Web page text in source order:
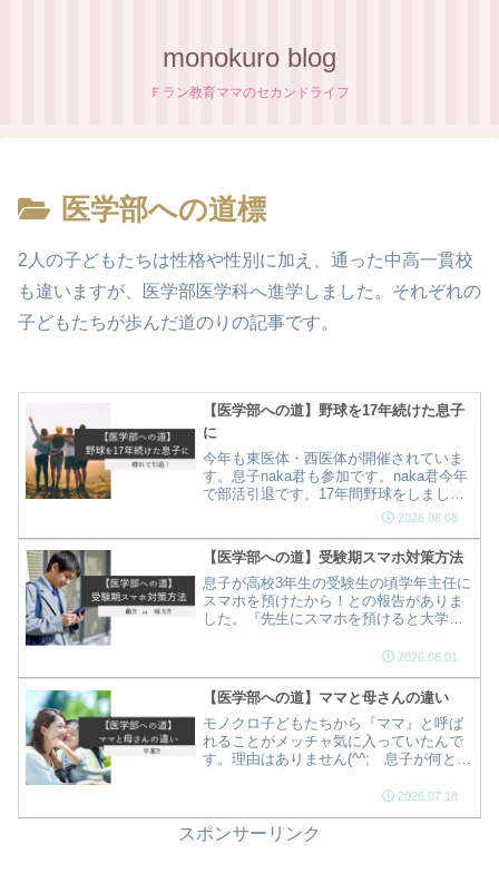
monokuro blog
Ｆラン教育ママのセカンドライフ
医学部への道標
2人の子どもたちは性格や性別に加え、通った中高一貫校
も違いますが、医学部医学科へ進学しました。それぞれの
子どもたちが歩んだ道のりの記事です。
【医学部への道】野球を17年続けた息子
に
今年も東医体・西医体が開催されていま
す。息子naka君も参加です。naka君今年
で部活引退です。17年間野球をしまし
た。イチロウ選手の様に大リーガーなな
医体・西医体となりました。思いがけな
いピリオドです(^^;今まで応援できて楽し
かったです。感謝！
2026.08.08
【医学部への道】受験期スマホ対策方法
息子が高校3年生の受験生の頃学年主任に
スマホを預けたから！との報告がありま
した。『先生にスマホを預けると大学受
の先から連絡が来て、コトの顛末を知る
に合格しました～感謝です。
2026.08.01
【医学部への道】ママと母さんの違い
モノクロ子どもたちから『ママ』と呼ば
れることがメッチャ気に入っていたんで
す。理由はありません(^^; 息子が何と言
いたら勝手に『母さん』になっていまし
2026.07.18
スポンサーリンク